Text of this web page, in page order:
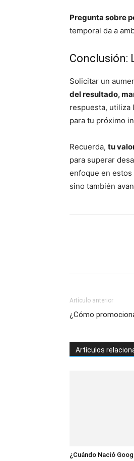
Pregunta sobre
temporal da a
Conclusión:
Solicitar un
del resultado,
respuesta, utiliza
para tu próximo
Recuerda, tu
para superar
enfoque en estos
sino también
Artículo anterior
¿Cómo
Artículos
¿Cuándo Nació